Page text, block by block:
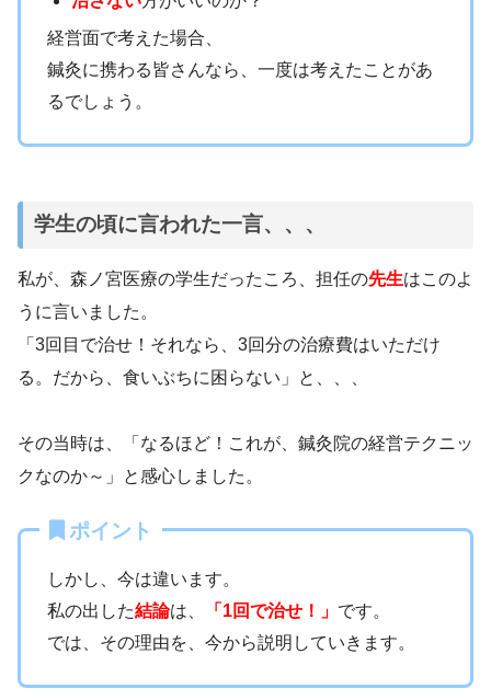
経営面で考えた場合、
鍼灸に携わる皆さんなら、一度は考えたことがあ
るでしょう。
学生の頃に言われた一言、、、
私が、森ノ宮医療の学生だったころ、担任の先生はこのよ
うに言いました。
「3回目で治せ！それなら、3回分の治療費はいただけ
る。だから、食いぶちに困らない」と、、、
その当時は、「なるほど！これが、鍼灸院の経営テクニッ
クなのか～」と感心しました。
ポイント
しかし、今は違います。
私の出した結論は、 「1回で治せ！」 です。
では、その理由を、今から説明していきます。